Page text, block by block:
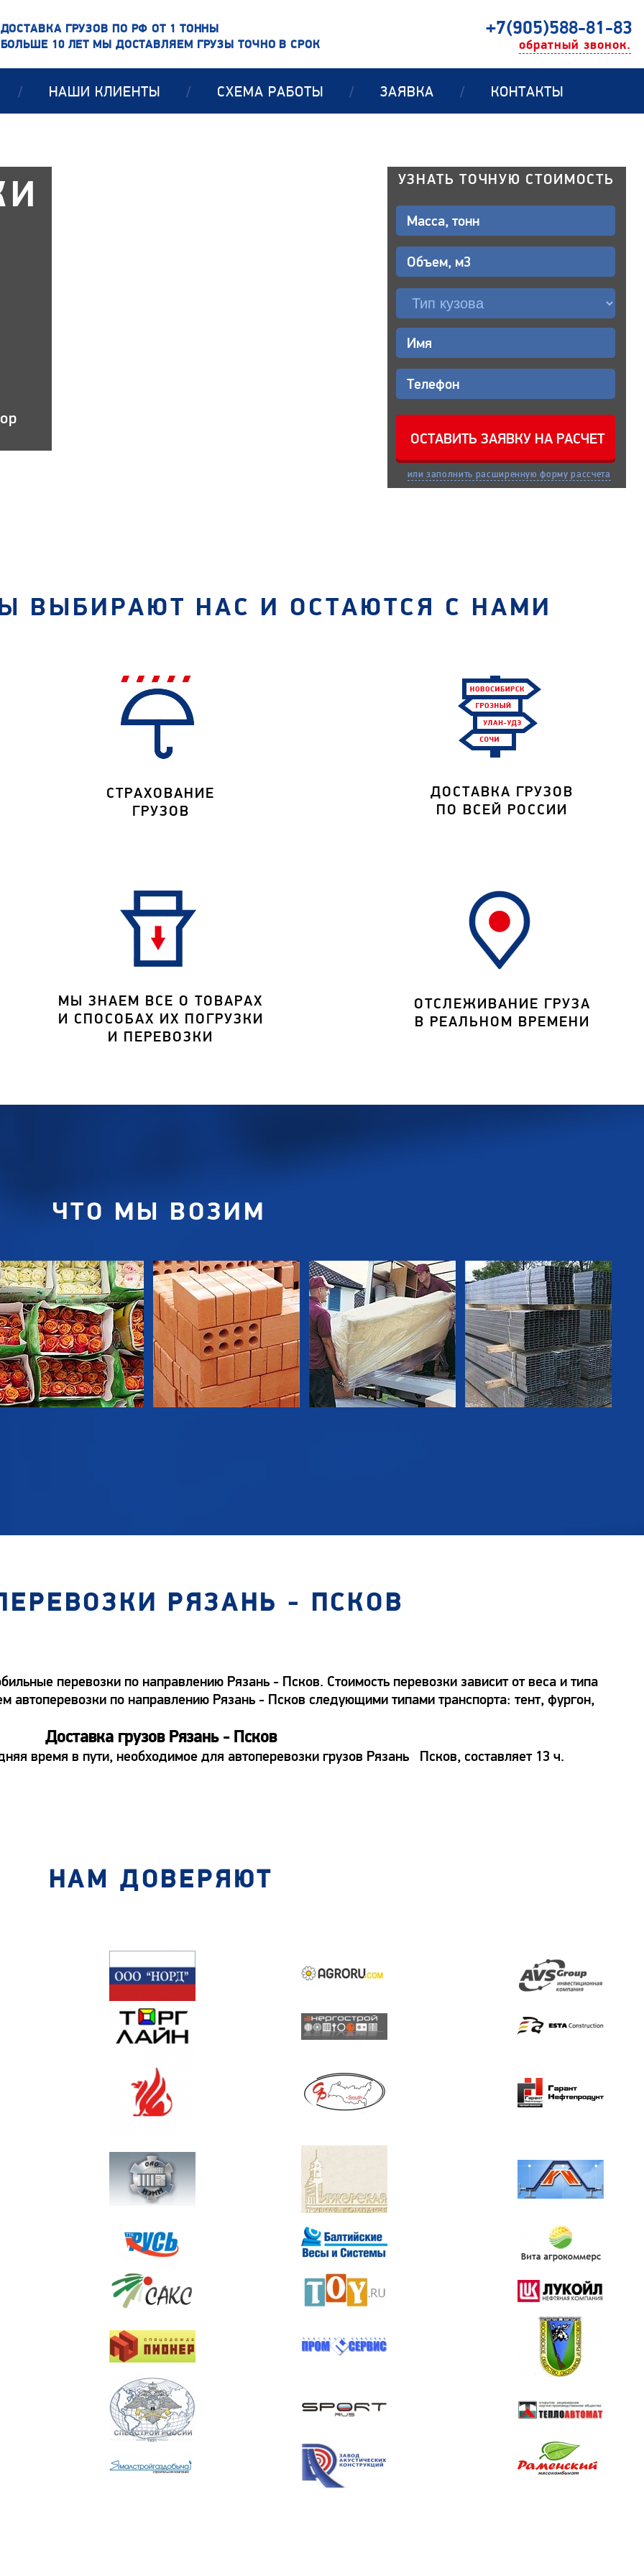
ДОСТАВКА ГРУЗОВ ПО РФ ОТ 1 ТОННЫ
БОЛЬШЕ 10 ЛЕТ МЫ ДОСТАВЛЯЕМ ГРУЗЫ ТОЧНО В СРОК
+7(905)588-81-83
обратный звонок.
/ НАШИ КЛИЕНТЫ / СХЕМА РАБОТЫ / ЗАЯВКА / КОНТАКТЫ
УЗНАТЬ ТОЧНУЮ СТОИМОСТЬ
или заполнить расширенную форму рассчета
ВЫБИРАЮТ НАС И ОСТАЮТСЯ С НАМИ
СТРАХОВАНИЕ
ГРУЗОВ
ДОСТАВКА ГРУЗОВ
ПО ВСЕЙ РОССИИ
МЫ ЗНАЕМ ВСЕ О ТОВАРАХ
И СПОСОБАХ ИХ ПОГРУЗКИ
И ПЕРЕВОЗКИ
ОТСЛЕЖИВАНИЕ ГРУЗА
В РЕАЛЬНОМ ВРЕМЕНИ
ЧТО МЫ ВОЗИМ
РЯЗАНЬ - ПСКОВ
перевозки по направлению Рязань - Псков. Стоимость перевозки зависит от веса и типа
автоперевозки по направлению Рязань - Псков следующими типами транспорта: тент, фургон,
Доставка грузов Рязань - Псков
время в пути, необходимое для автоперевозки грузов Рязань Псков, составляет 13 ч.
НАМ ДОВЕРЯЮТ